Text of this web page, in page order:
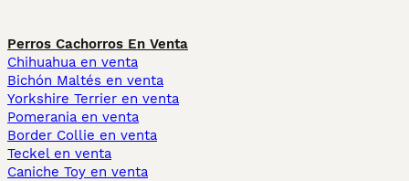
Perros Cachorros En Venta
Chihuahua en venta
Bichón Maltés en venta
Yorkshire Terrier en venta
Pomerania en venta
Border Collie en venta
Teckel en venta
Caniche Toy en venta